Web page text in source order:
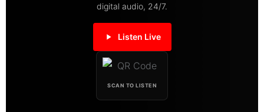
digital audio, 24/7.
Listen Live
SCAN TO LISTEN